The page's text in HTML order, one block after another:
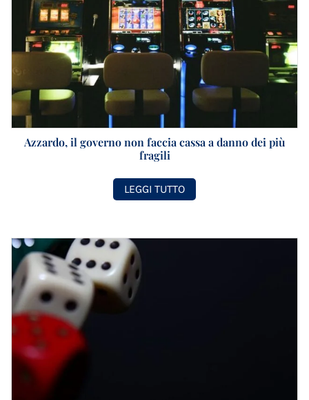
Azzardo, il governo non faccia cassa a danno dei più
fragili
LEGGI TUTTO